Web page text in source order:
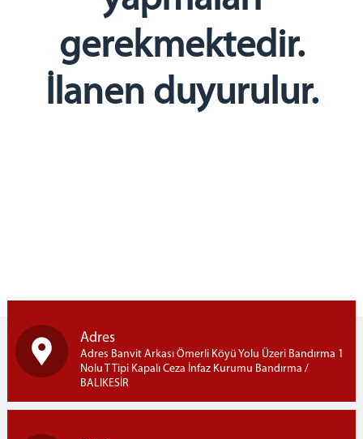
gerekmektedir.
İlanen duyurulur.
Adres
Adres Banvit Arkası Ömerli Köyü Yolu Üzeri Bandırma 1
Nolu T Tipi Kapalı Ceza İnfaz Kurumu Bandırma /
BALIKESİR